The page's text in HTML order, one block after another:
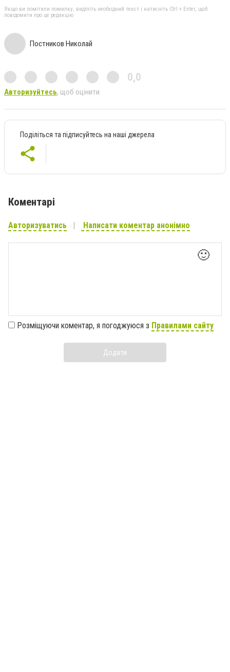
Якщо ви помітили помилку, виділіть необхідний текст і натисніть Ctrl + Enter, щоб
повідомити про це редакцію
Постников Николай
0,0
Авторизуйтесь, щоб оцінити
Поділіться та підписуйтесь на наші джерела
Коментарі
Авторизуватись Написати коментар анонімно
🙂
Розміщуючи коментар, я погоджуюся з Правилами сайту
Додати